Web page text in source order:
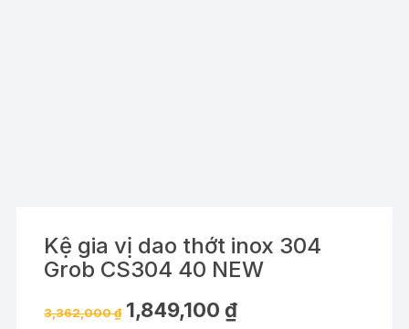
Kệ gia vị dao thớt inox 304
Grob CS304 40 NEW
3,362,000₫ Giá
gốc
1,849,100 ₫Giá